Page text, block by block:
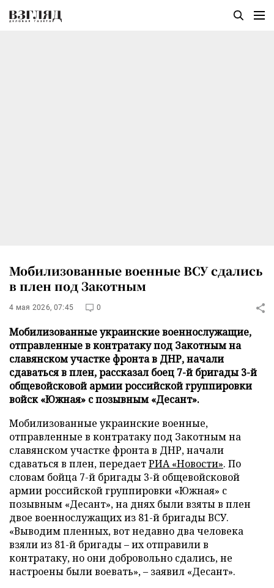
Мобилизованные военные ВСУ сдались
в плен под Закотным
4 мая 2026, 07:45 0
Мобилизованные украинские военнослужащие,
отправленные в контратаку под Закотным на
славянском участке фронта в ДНР, начали
сдаваться в плен, рассказал боец 7-й бригады 3-й
общевойсковой армии российской группировки
войск «Южная» с позывным «Десант».
Мобилизованные украинские военные,
отправленные в контратаку под Закотным на
славянском участке фронта в ДНР, начали
сдаваться в плен, передаетРИА «Новости». По
словам бойца 7-й бригады 3-й общевойсковой
армии российской группировки «Южная» с
позывным «Десант», на днях были взяты в плен
двое военнослужащих из 81-й бригады ВСУ.
«Выводим пленных, вот недавно два человека
взяли из 81-й бригады – их отправили в
контратаку, но они добровольно сдались, не
настроены были воевать», – заявил «Десант».